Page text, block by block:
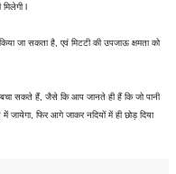
l
जा सकता है, एवं मिटटी की उपजाऊ क्षमता को
सकते हैं, जैसे कि आप जानते ही हैं कि जो पानी
जायेगा, फिर आगे जाकर नदियों में ही छोड़ दिया